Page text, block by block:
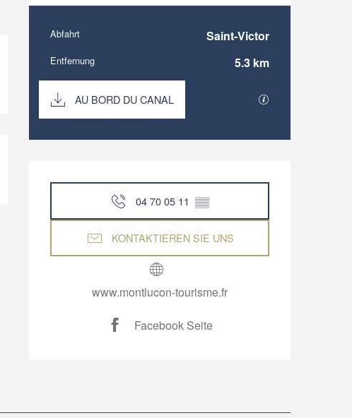
Praktische
Abfahrt Saint-Victor
Entfernung 5.3 km
Dokumentation
AU BORD DU CANAL Mit GPX / KML-
Öffnungszeiten &
04 70 05 11 ▒▒
KONTAKTIEREN SIE UNS
www.montlucon-tourisme.fr
Facebook Seite